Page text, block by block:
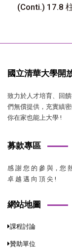
(Conti.) 17.8
國立清華大學開
致力於人才培育、回
們無償提供，充實縝
你在家也能上大學 !
募款專區
感 謝 您 的 參 與，您
卓 越 邁 向 頂 尖 !
網站地圖
課程討論
贊助單位